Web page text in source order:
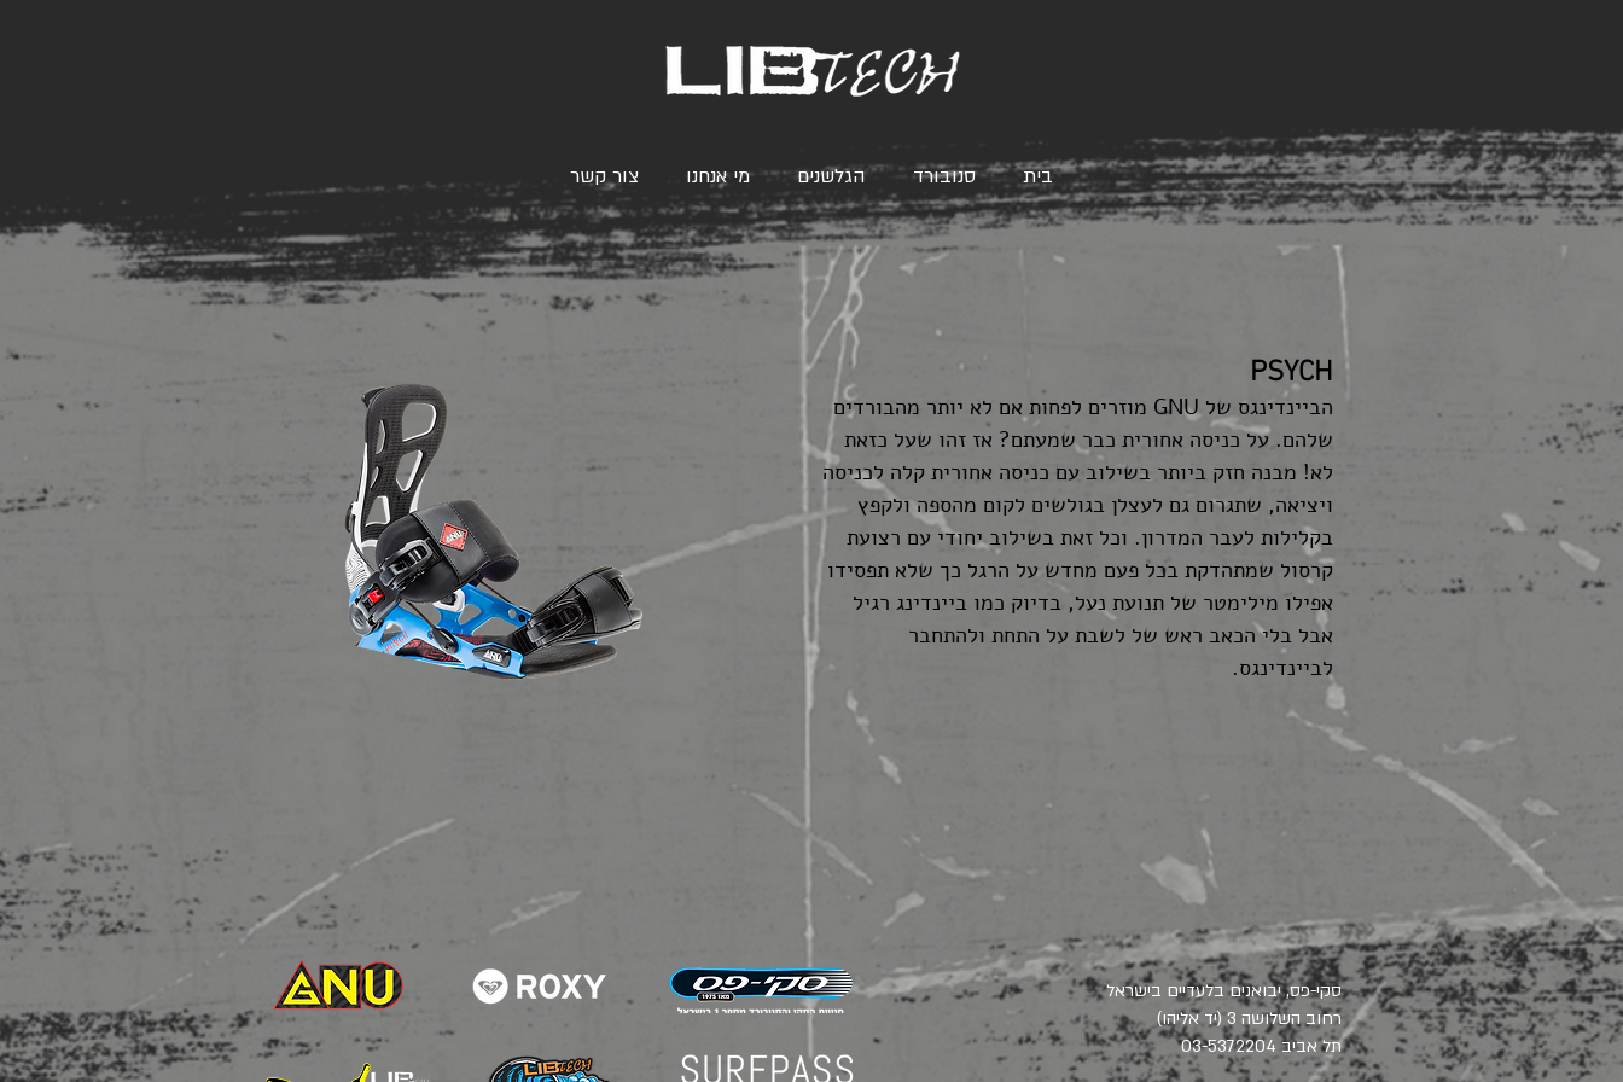
צור קשר מי אנחנו הגלשנים סנובורד בית
PSYCH
הביינדינגס של GNU מוזרים לפחות אם לא יותר מהבורדים
שלהם. על כניסה אחורית כבר שמעתם? אז זהו שעל כזאת
לא! מבנה חזק ביותר בשילוב עם כניסה אחורית קלה לכניסה
ויציאה, שתגרום גם לעצלן בגולשים לקום מהספה ולקפץ
בקלילות לעבר המדרון. וכל זאת בשילוב יחודי עם רצועת
קרסול שמתהדקת בכל פעם מחדש על הרגל כך שלא תפסידו
אפילו מילימטר של תנועת נעל, בדיוק כמו ביינדינג רגיל
אבל בלי הכאב ראש של לשבת על התחת ולהתחבר
לביינדינגס.
סקי-פס, יבואנים בלעדיים בישראל
(רחוב השלושה 3 (יד אליהו
תל אביב 03-5372204